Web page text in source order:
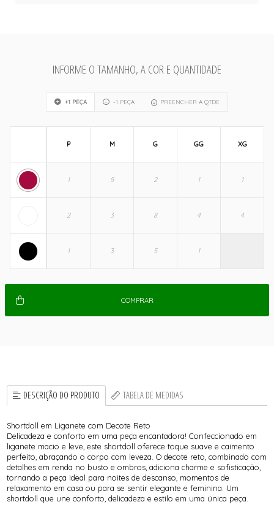
INFORME O TAMANHO, A COR E QUANTIDADE
+1 PEÇA -1 PEÇA PREENCHER A QTDE
P M G GG XG
COMPRAR
DESCRIÇÃO DO PRODUTO TABELA DE MEDIDAS
Shortdoll em Liganete com Decote Reto
Delicadeza e conforto em uma peça encantadora! Confeccionado em
liganete macio e leve, este shortdoll oferece toque suave e caimento
perfeito, abraçando o corpo com leveza. O decote reto, combinado com
detalhes em renda no busto e ombros, adiciona charme e sofisticação,
tornando a peça ideal para noites de descanso, momentos de
relaxamento em casa ou para se sentir elegante e feminina. Um
shortdoll que une conforto, delicadeza e estilo em uma única peça.